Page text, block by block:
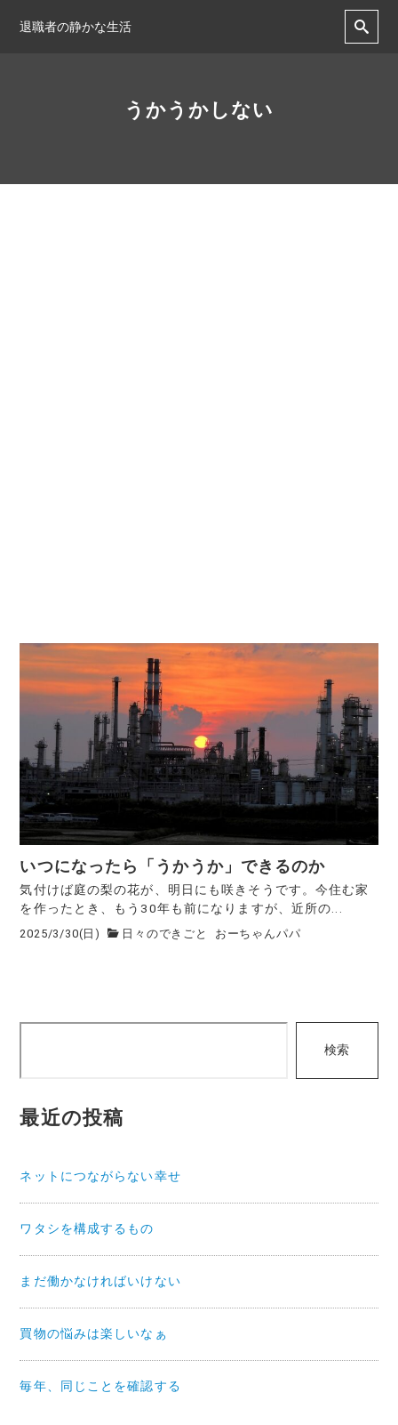
退職者の静かな生活
うかうかしない
いつになったら「うかうか」できるのか
気付けば庭の梨の花が、明日にも咲きそうです。今住む家
を作ったとき、もう30年も前になりますが、近所の...
2025/3/30(日) 日々のできごと おーちゃんパパ
検索
最近の投稿
ネットにつながらない幸せ
ワタシを構成するもの
まだ働かなければいけない
買物の悩みは楽しいなぁ
毎年、同じことを確認する